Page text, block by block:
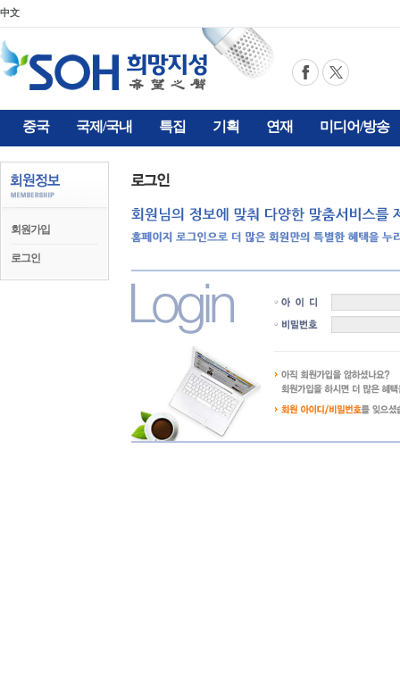
中文
중국 국제/국내 특집 기획 연재 미디어/방송
회원가입
로그인